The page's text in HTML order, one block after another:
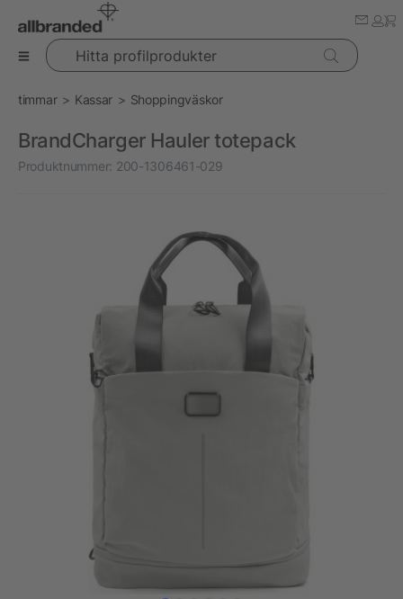
Hitta profilprodukter
timmar Kassar Shoppingväskor
BrandCharger Hauler totepack
Produktnummer: 200-1306461-029